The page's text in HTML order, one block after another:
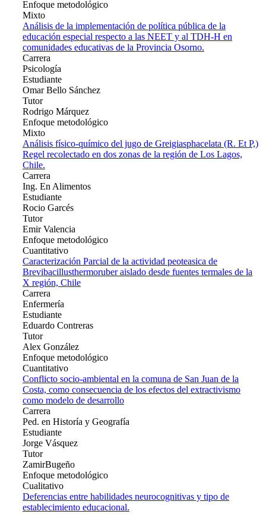
Enfoque metodológico
Mixto
Análisis de la implementación de política pública de la
educación especial respecto a las NEET y al TDH-H en
comunidades educativas de la Provincia Osorno.
Carrera
Psicología
Estudiante
Omar Bello Sánchez
Tutor
Rodrigo Márquez
Enfoque metodológico
Mixto
Análisis físico-químico del jugo de Greigiasphacelata (R. Et P,)
Regel recolectado en dos zonas de la región de Los Lagos,
Chile.
Carrera
Ing. En Alimentos
Estudiante
Rocio Garcés
Tutor
Emir Valencia
Enfoque metodológico
Cuantitativo
Caracterización Parcial de la actividad peoteasica de
Brevibacillusthermoruber aislado desde fuentes termales de la
X región, Chile
Carrera
Enfermería
Estudiante
Eduardo Contreras
Tutor
Alex González
Enfoque metodológico
Cuantitativo
Conflicto socio-ambiental en la comuna de San Juan de la
Costa, como consecuencia de los efectos del extractivismo
como modelo de desarrollo
Carrera
Ped. en Historía y Geografía
Estudiante
Jorge Vásquez
Tutor
ZamirBugeño
Enfoque metodológico
Cualitativo
Deferencias entre habilidades neurocognitivas y tipo de
establecimiento educacional.